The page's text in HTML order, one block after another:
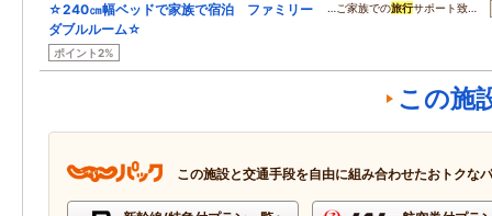
☆240㎝幅ベッドで家族で宿泊 ファミリー
ダブルルーム☆
ポイント2%
…ご家族での旅行サポート致…
この施
この施設と交通手段を自由に組み合わせたおトクな